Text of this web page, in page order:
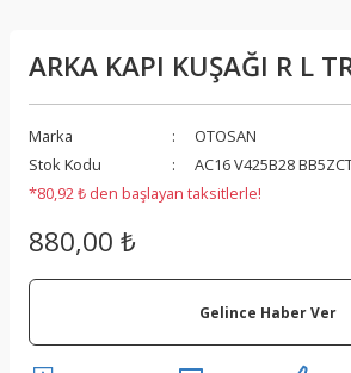
ARKA KAPI KUŞAĞI R L
Marka
OTOSAN
Stok Kodu
AC16 V425B28
*80,92 ₺ den başlayan taksitlerle!
880,00 ₺
Gelince Haber Ver